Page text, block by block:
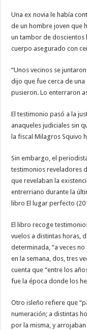
Una ex novia le había
de un hombre joven que
un tambor de doscientos
cuerpo asegurado con
“Unos vecinos se
dijo que fue cerca de una
pusieron. Lo enterraron
El testimonio pasó a la
anaqueles judiciales sin
la fiscal Milagros Squivo
Sin embargo, el
testimonios reveladores
que revelaban la
entrerriano durante la
libro El lugar perfecto
El libro recoge
vuelos a distintas horas,
determinada, “a veces
en la semana, dos, tres
cuenta que “entre los
fue la época donde los
Otro isleño refiere que
numeración; a distintas
por la misma, y